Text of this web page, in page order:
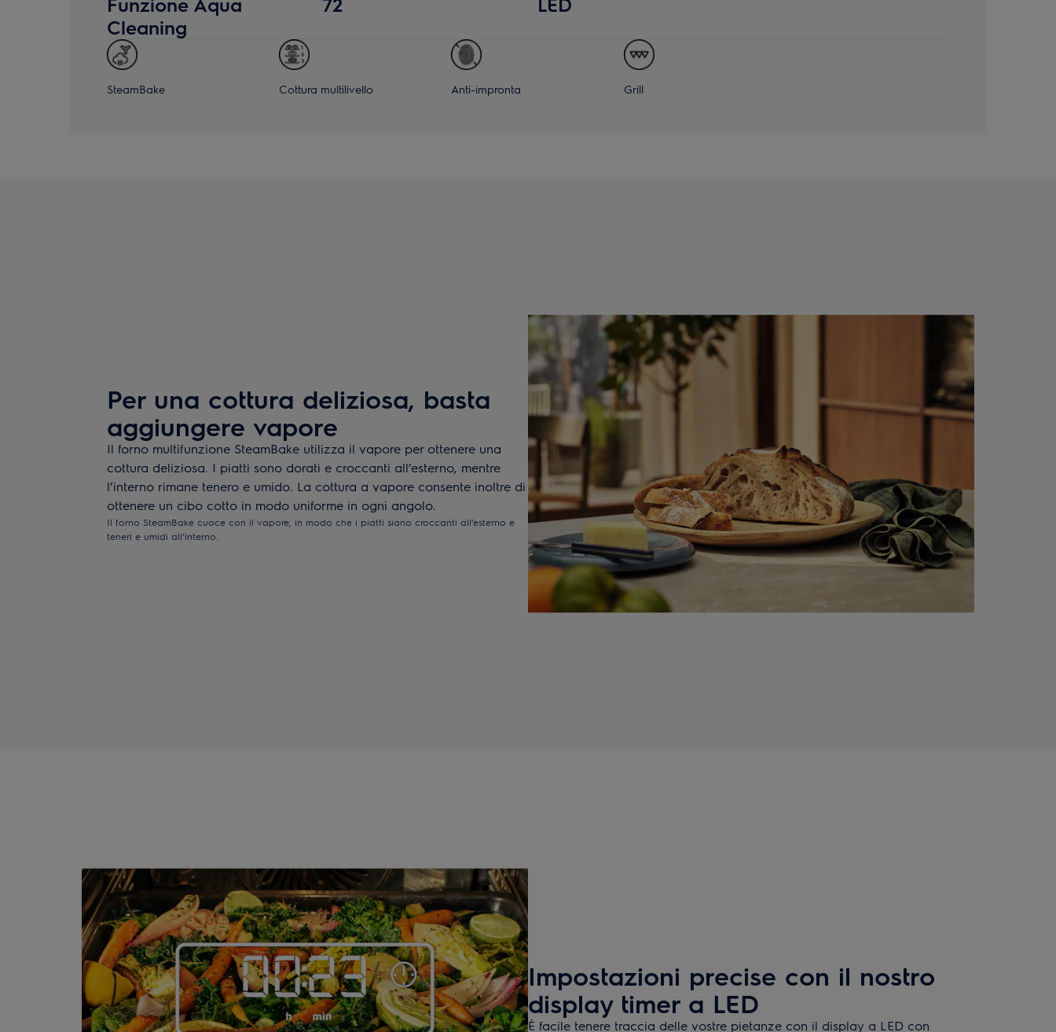
Cleaning
SteamBake Cottura multilivello Anti-impronta Grill
Per una cottura deliziosa, basta
aggiungere vapore
Il forno multifunzione SteamBake utilizza il vapore per ottenere una
cottura deliziosa. I piatti sono dorati e croccanti all’esterno, mentre
l’interno rimane tenero e umido. La cottura a vapore consente inoltre di
ottenere un cibo cotto in modo uniforme in ogni angolo.
Il forno SteamBake cuoce con il vapore, in modo che i piatti siano croccanti all’esterno e
teneri e umidi all’interno.
Impostazioni precise con il nostro
display timer a LED
È facile tenere traccia delle vostre pietanze con il display a LED con